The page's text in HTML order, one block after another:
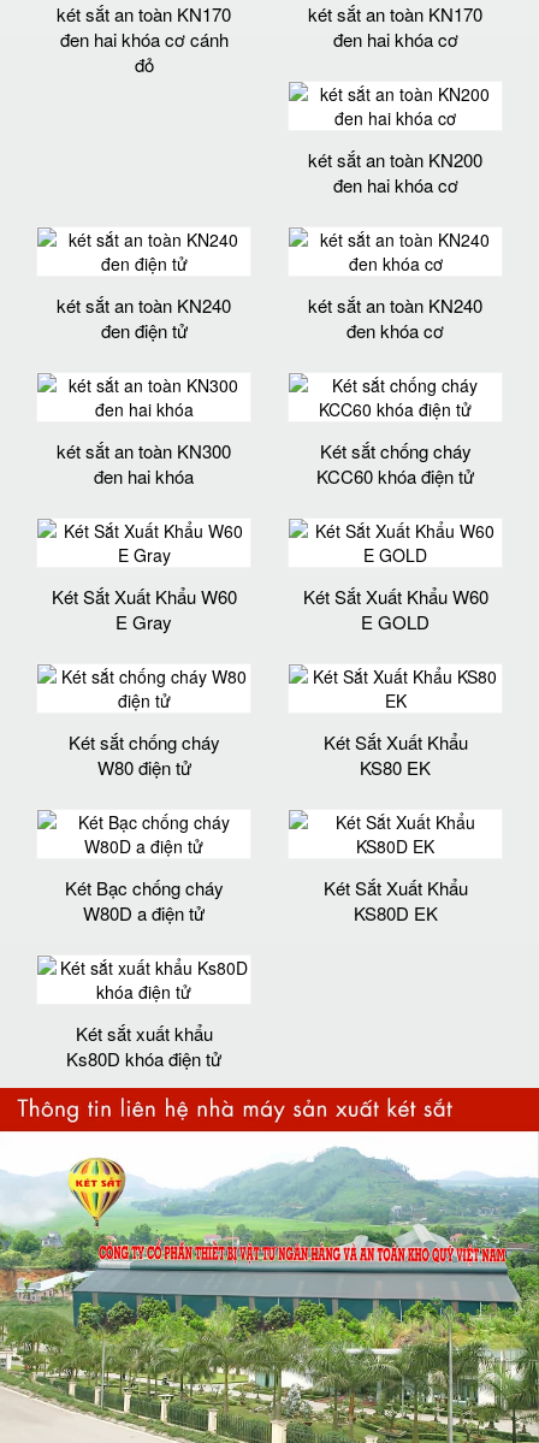
két sắt an toàn KN170
đen hai khóa cơ cánh
đỏ
két sắt an toàn KN170
đen hai khóa cơ
két sắt an toàn KN200
đen hai khóa cơ
két sắt an toàn KN240
đen điện tử
két sắt an toàn KN240
đen khóa cơ
két sắt an toàn KN300
đen hai khóa
Két sắt chống cháy
KCC60 khóa điện tử
Két Sắt Xuất Khẩu W60
E Gray
Két Sắt Xuất Khẩu W60
E GOLD
Két sắt chống cháy
W80 điện tử
Két Sắt Xuất Khẩu
KS80 EK
Két Bạc chống cháy
W80D a điện tử
Két Sắt Xuất Khẩu
KS80D EK
Két sắt xuất khẩu
Ks80D khóa điện tử